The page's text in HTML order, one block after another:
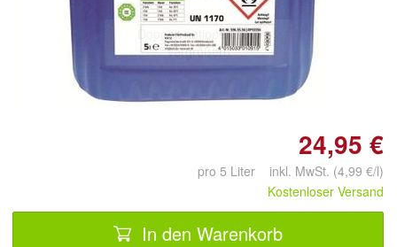
Doppelt antippen zum
vergrößern
24,95 €
pro 5 Liter inkl. MwSt. (4,99 €/l)
Kostenloser Versand
In den Warenkorb